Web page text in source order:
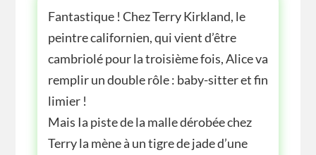
Fantastique ! Chez Terry Kirkland, le
peintre californien, qui vient d’être
cambriolé pour la troisième fois, Alice va
remplir un double rôle : baby-sitter et fin
limier !
Mais Ia piste de la malle dérobée chez
Terry la mène à un tigre de jade d’une